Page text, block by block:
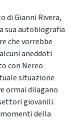
di Gianni Rivera,
sua autobiografia
che vorrebbe
aneddoti
con Nereo
situazione
ormai dilagano
giovanili.
della